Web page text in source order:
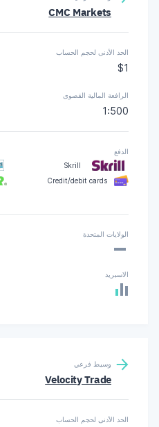
CMC Markets
الحد الأدنى لحجم الحساب
$1
الرافعة المالية القصوى
1:500
الدفع
Skrill
Credit/debit cards
الولايات المتحدة
-
الاسبريد
وسيط فرعي
Velocity Trade
الحد الأدنى لحجم الحساب